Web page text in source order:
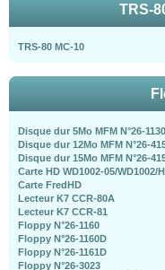
TRS-
TRS-80 MC-10
Disque dur 5Mo MFM N°26-1130
Disque dur 12Mo MFM N°26-
Disque dur 15Mo MFM N°26-
Carte HD WD1002-05/WD1002/
Carte FredHD
Lecteur K7 CCR-80A
Lecteur K7 CCR-81
Floppy N°26-1160
Floppy N°26-1160D
Floppy N°26-1161D
Floppy N°26-3023